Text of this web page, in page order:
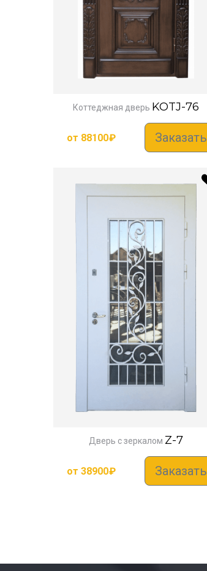
Коттеджная дверь KOTJ-76
от 88100₽ Заказать
Дверь с зеркалом Z-7
от 38900₽ Заказать